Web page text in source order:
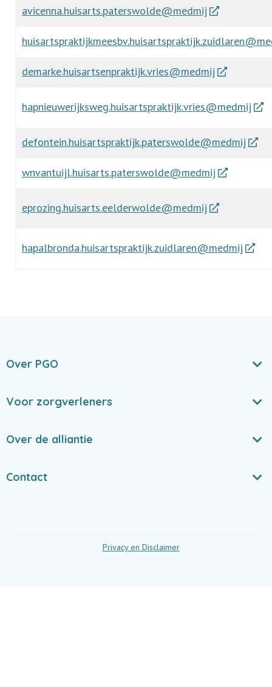
avicenna.huisarts.paterswolde@medmij
demarke.huisartsenpraktijk.vries@medmij
hapnieuwerijksweg.huisartspraktijk.vries@medmij
defontein.huisartspraktijk.paterswolde@medmij
wnvantuijl.huisarts.paterswolde@medmij
eprozing.huisarts.eelderwolde@medmij
hapalbronda.huisartspraktijk.zuidlaren@medmij
Over PGO
Voor zorgverleners
Over de alliantie
Contact
Privacy en Disclaimer